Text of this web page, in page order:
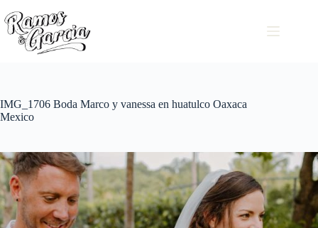
IMG_1706 Boda Marco y vanessa en huatulco Oaxaca
Mexico